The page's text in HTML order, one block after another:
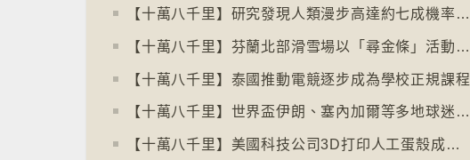
【十萬八千里】研究發現人類漫步高達約七成機率「逆時針」行走
【十萬八千里】芬蘭北部滑雪場以「尋金條」活動吸引遊客
【十萬八千里】泰國推動電競逐步成為學校正規課程
【十萬八千里】世界盃伊朗、塞內加爾等多地球迷入境美國極有可能被拒絕入境
【十萬八千里】美國科技公司3D打印人工蛋殼成功孵化小雞